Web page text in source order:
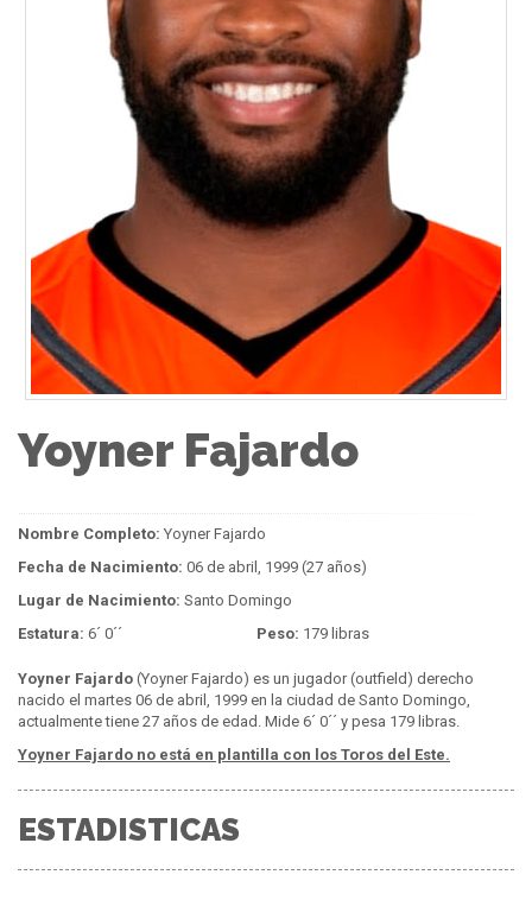
Yoyner Fajardo
Nombre Completo: Yoyner Fajardo
Fecha de Nacimiento: 06 de abril, 1999 (27 años)
Lugar de Nacimiento: Santo Domingo
Estatura: 6´ 0´´ Peso: 179 libras
Yoyner Fajardo (Yoyner Fajardo) es un jugador (outfield) derecho
nacido el martes 06 de abril, 1999 en la ciudad de Santo Domingo,
actualmente tiene 27 años de edad. Mide 6´ 0´´ y pesa 179 libras.
Yoyner Fajardo no está en plantilla con los Toros del Este.
ESTADISTICAS